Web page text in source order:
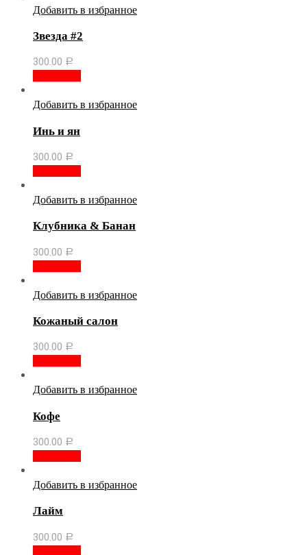
Добавить в избранное
Звезда #2
300.00 Р
Добавить в избранное
Инь и ян
300.00 Р
Добавить в избранное
Клубника & Банан
300.00 Р
Добавить в избранное
Кожаный салон
300.00 Р
Добавить в избранное
Кофе
300.00 Р
Добавить в избранное
Лайм
300.00 Р